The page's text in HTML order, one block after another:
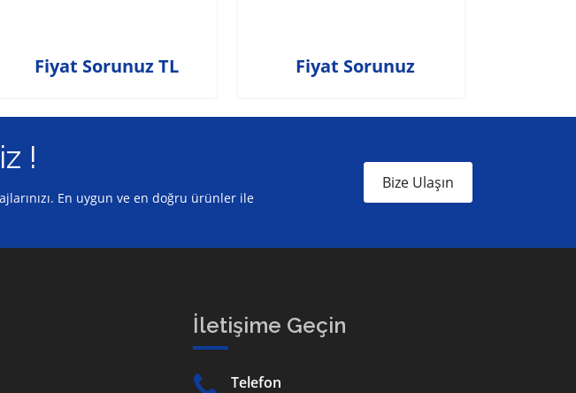
Fiyat Sorunuz TL Fiyat Sorunuz
!
En uygun ve en doğru ürünler ile
Bize Ulaşın
İletişime Geçin
Telefon